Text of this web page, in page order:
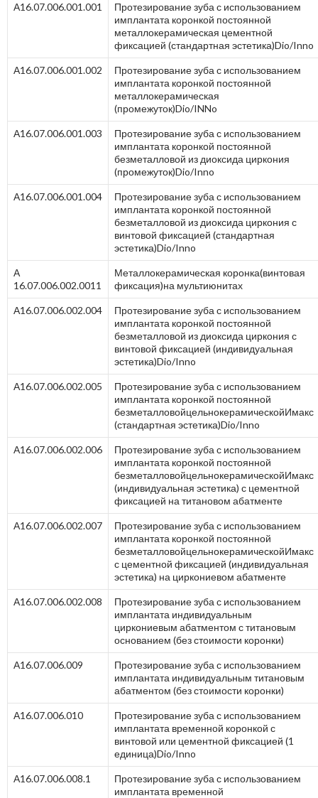
А16.07.006.001.001
Протезирование зуба с использованием
имплантата коронкой постоянной
металлокерамическая цементной
фиксацией (стандартная эстетика)Dio/Inno
А16.07.006.001.002
Протезирование зуба с использованием
имплантата коронкой постоянной
металлокерамическая
(промежуток)Dio/INNo
А16.07.006.001.003
Протезирование зуба с использованием
имплантата коронкой постоянной
безметалловой из диоксида циркония
(промежуток)Dio/Inno
А16.07.006.001.004
Протезирование зуба с использованием
имплантата коронкой постоянной
безметалловой из диоксида циркония с
винтовой фиксацией (стандартная
эстетика)Dio/Inno
А
16.07.006.002.0011
Металлокерамическая коронка(винтовая
фиксация)на мультиюнитах
А16.07.006.002.004
Протезирование зуба с использованием
имплантата коронкой постоянной
безметалловой из диоксида циркония с
винтовой фиксацией (индивидуальная
эстетика)Dio/Inno
А16.07.006.002.005
Протезирование зуба с использованием
имплантата коронкой постоянной
безметалловойцельнокерамическойИмакс
(стандартная эстетика)Dio/Inno
А16.07.006.002.006
Протезирование зуба с использованием
имплантата коронкой постоянной
безметалловойцельнокерамическойИмакс
(индивидуальная эстетика) с цементной
фиксацией на титановом абатменте
А16.07.006.002.007
Протезирование зуба с использованием
имплантата коронкой постоянной
безметалловойцельнокерамическойИмакс
с цементной фиксацией (индивидуальная
эстетика) на циркониевом абатменте
А16.07.006.002.008
Протезирование зуба с использованием
имплантата индивидуальным
циркониевым абатментом с титановым
основанием (без стоимости коронки)
А16.07.006.009
Протезирование зуба с использованием
имплантата индивидуальным титановым
абатментом (без стоимости коронки)
А16.07.006.010
Протезирование зуба с использованием
имплантата временной коронкой с
винтовой или цементной фиксацией (1
единица)Dio/Inno
А16.07.006.008.1
Протезирование зуба с использованием
имплантата временной